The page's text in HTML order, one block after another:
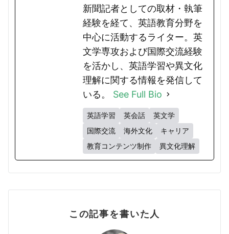
新聞記者としての取材・執筆
経験を経て、英語教育分野を
中心に活動するライター。英
文学専攻および国際交流経験
を活かし、英語学習や異文化
理解に関する情報を発信して
いる。 See Full Bio
英語学習 英会話
英文学
国際交流
海外文化
キャリア
教育コンテンツ制作
異文化理解
この記事を書いた人